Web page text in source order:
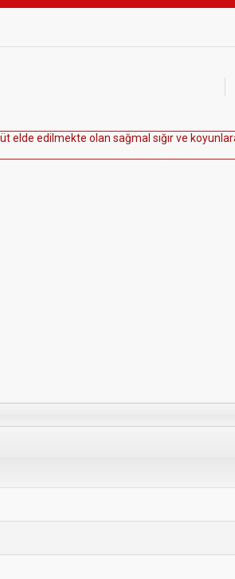
üte de edi mekte o an sağma sığırve koyun ar